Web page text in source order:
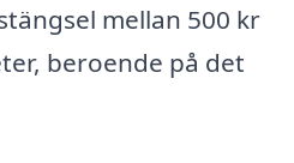
mellan 500 kr
beroende på det